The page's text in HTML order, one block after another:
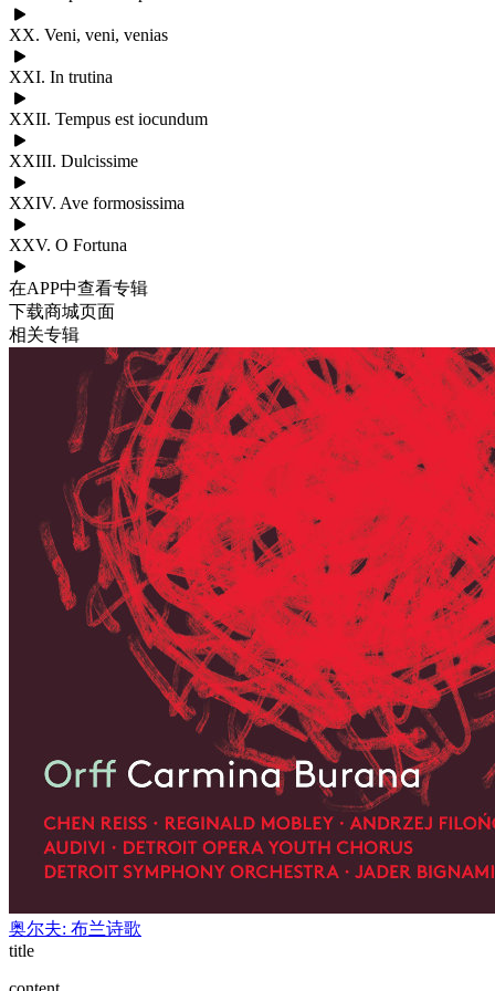
XX. Veni, veni, venias
XXI. In trutina
XXII. Tempus est iocundum
XXIII. Dulcissime
XXIV. Ave formosissima
XXV. O Fortuna
在APP中查看专辑
下载商城页面
相关专辑
奥尔夫: 布兰诗歌
title